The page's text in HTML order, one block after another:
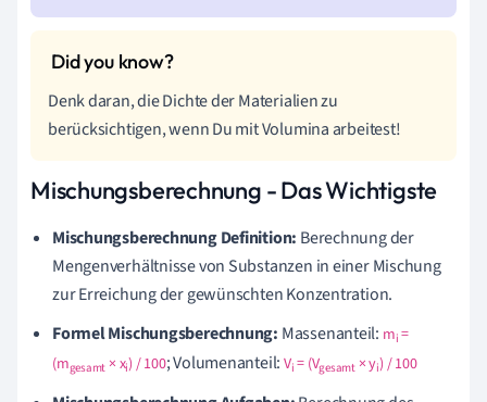
Denk daran, die Dichte der Materialien zu
berücksichtigen, wenn Du mit Volumina arbeitest!
Mischungsberechnung - Das Wichtigste
Mischungsberechnung Definition: Berechnung der
Mengenverhältnisse von Substanzen in einer Mischung
zur Erreichung der gewünschten Konzentration.
Formel Mischungsberechnung: Massenanteil: mi =
(mgesamt × xi) / 100; Volumenanteil: Vi = (Vgesamt × yi) / 100